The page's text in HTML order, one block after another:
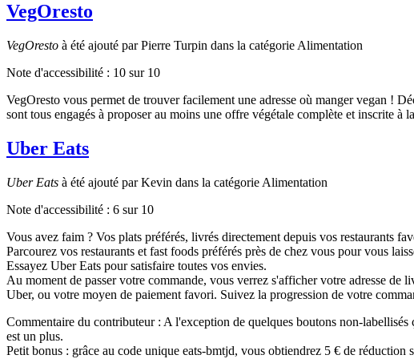
VegOresto
VegOresto à été ajouté par Pierre Turpin dans la catégorie Alimentation
Note d'accessibilité : 10 sur 10
VegOresto vous permet de trouver facilement une adresse où manger vegan !
sont tous engagés à proposer au moins une offre végétale complète et inscrite
Uber Eats
Uber Eats à été ajouté par Kevin dans la catégorie Alimentation
Note d'accessibilité : 6 sur 10
Vous avez faim ? Vos plats préférés, livrés directement depuis vos restaurants
Parcourez vos restaurants et fast foods préférés près de chez vous pour vous
Essayez Uber Eats pour satisfaire toutes vos envies.
Au moment de passer votre commande, vous verrez s'afficher votre adresse
Uber, ou votre moyen de paiement favori. Suivez la progression de votre
Commentaire du contributeur : A l'exception de quelques boutons non-
est un plus.
Petit bonus : grâce au code unique eats-bmtjd, vous obtiendrez 5 € de